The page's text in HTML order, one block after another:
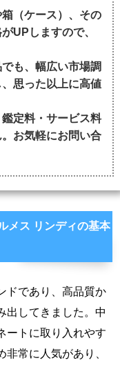
高すぎず低すぎな
入れて保管する
入れ方法は柔らか
ます。専用のクリ
てください。 ※防
（ケース）、その
UPしますので、
も、幅広い市場調
思った以上に高値
定料・サービス料
お気軽にお問い合
メス リンディの基本
ドであり、高品質か
出してきました。中
ートに取り入れやす
常に人気があり、